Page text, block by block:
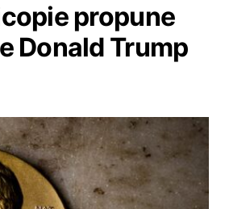
propune
Donald Trump